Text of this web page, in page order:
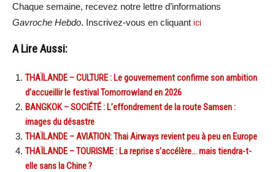
Chaque semaine, recevez notre lettre d’informations
Gavroche Hebdo. Inscrivez-vous en cliquant ici
A Lire Aussi:
THAÏLANDE – CULTURE : Le gouvernement confirme son ambition
d’accueillir le festival Tomorrowland en 2026
BANGKOK – SOCIÉTÉ : L’effondrement de la route Samsen :
images du désastre
THAÏLANDE – AVIATION: Thai Airways revient peu à peu en Europe
THAÏLANDE – TOURISME : La reprise s’accélère… mais tiendra-t-
elle sans la Chine ?